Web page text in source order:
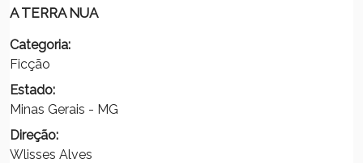
A TERRA NUA
Categoria:
Ficção
Estado:
Minas Gerais - MG
Direção:
Wlisses Alves